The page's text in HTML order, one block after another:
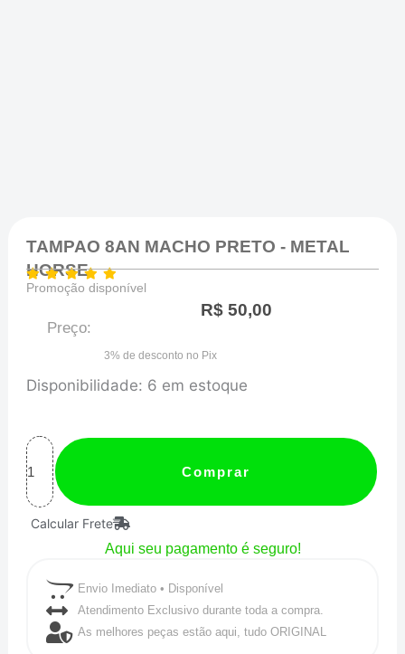
TAMPAO 8AN MACHO PRETO - METAL
HORSE
Promoção disponível
Preço:
R$ 50,00
3% de desconto no Pix
Disponibilidade: 6 em estoque
TAMPAO
MACHO
PRETO
-
METAL
quantidade
Comprar
Calcular Frete
Aqui seu pagamento é seguro!
Envio Imediato • Disponível
Atendimento Exclusivo durante toda a compra.
As melhores peças estão aqui, tudo ORIGINAL